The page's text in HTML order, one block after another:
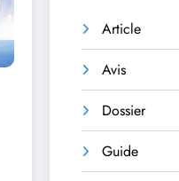
Article
Avis
Dossier
Guide